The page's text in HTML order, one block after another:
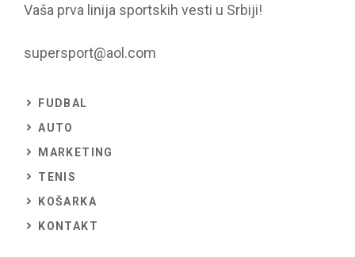
Vaša prva linija sportskih vesti u Srbiji!
supersport@aol.com
FUDBAL
AUTO
MARKETING
TENIS
KOŠARKA
KONTAKT